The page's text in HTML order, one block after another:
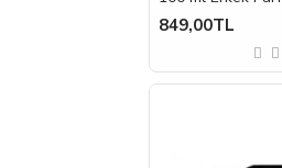
849,00TL